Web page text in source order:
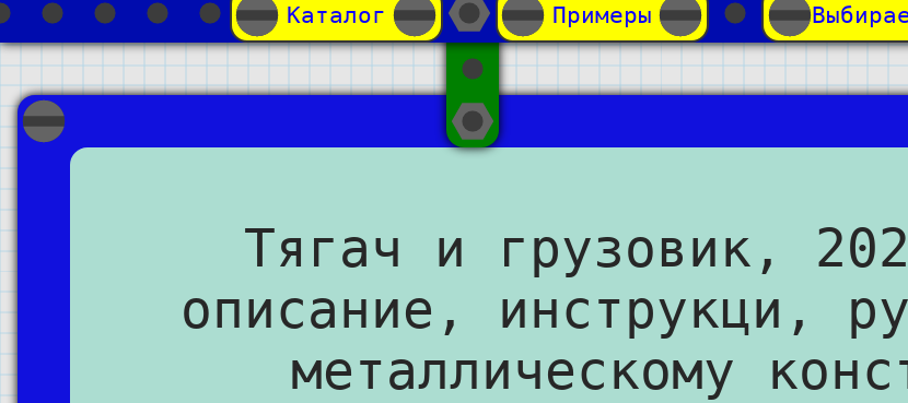
Каталог Примеры
Тягач и грузовик,
описание, инструкци,
металлическому